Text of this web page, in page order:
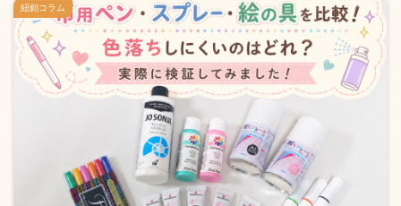
紐釦コラム